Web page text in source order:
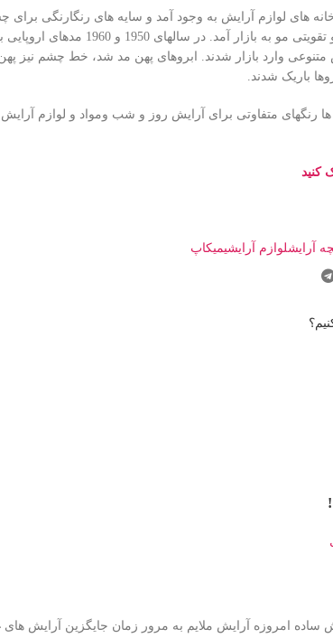
در کارخانه های لوازم آرایش به وجود آمد و سایه های
پوست و شامپوهای نرم کننده
باریک شدند.
بعد کارخانه ها رنگهای متفاوتی برای آرایش روز و شب ومواد و
کنید
آرایشلوازم آرایشیمیکاپ
ساده امروزه آرایش ملایم به مرور زمان جایگزین آرایش